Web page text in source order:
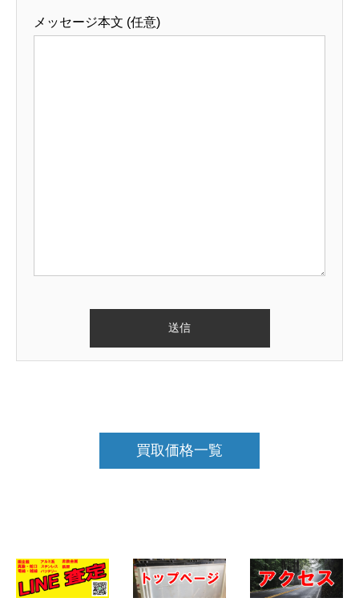
メッセージ本文 (任意)
買取価格一覧